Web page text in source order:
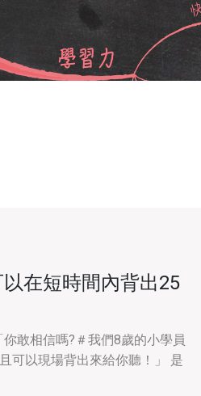
以在短時間內背出25
敢相信嗎?＃我們8歲的小學員
可以現場背出來給你聽！」 是